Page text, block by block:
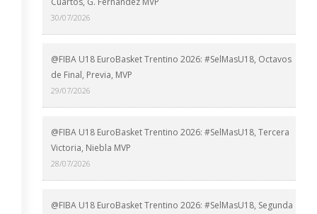
30/07/2026
@FIBA U18 EuroBasket Trentino 2026: #SelMasU18, Octavos
de Final, Previa, MVP
29/07/2026
@FIBA U18 EuroBasket Trentino 2026: #SelMasU18, Tercera
Victoria, Niebla MVP
28/07/2026
@FIBA U18 EuroBasket Trentino 2026: #SelMasU18, Segunda